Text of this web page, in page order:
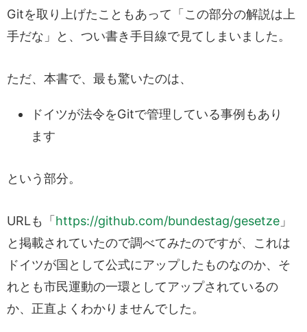
Gitを取り上げたこともあって「この部分の解説は上
手だな」と、つい書き手目線で見てしまいました。
ただ、本書で、最も驚いたのは、
ドイツが法令をGitで管理している事例もあり
ます
という部分。
URLも「 https://github.com/bundestag/gesetze 」
と掲載されていたので調べてみたのですが、これは
ドイツが国として公式にアップしたものなのか、そ
れとも市民運動の一環としてアップされているの
か、正直よくわかりませんでした。